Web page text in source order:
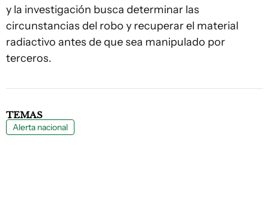
y la investigación busca determinar las
circunstancias del robo y recuperar el material
radiactivo antes de que sea manipulado por
terceros.
TEMAS
Alerta nacional